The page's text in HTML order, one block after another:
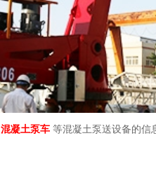
混凝土泵车 等混凝土泵送设备的信